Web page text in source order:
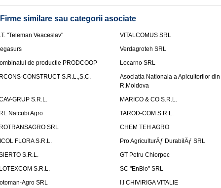
Firme similare sau categorii asociate
"Teleman Veaceslav"
VITALCOMUS SRL
Verdagroteh SRL
de productie PRODCOOP
Locarno SRL
CONSTRUCT S.R.L.,S.C.
Asociatia Nationala a Apicultorilor din
R.Moldova
GRUP S.R.L.
MARICO & CO S.R.L.
Natcubi Agro
TAROD-COM S.R.L.
SRL
CHEM TEH AGRO
FLORA S.R.L.
Pro AgriculturÄƒ DurabilÄƒ SRL
S.R.L.
GT Petru Chiorpec
S.R.L.
SC "EnBio" SRL
Agro SRL
I.I CHIVIRIGA VITALIE